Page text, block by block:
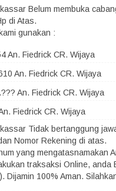
Belum membuka
di Atas.
gunakan :
An. Fiedrick CR. Wijaya
An. Fiedrick CR. Wijaya
An. Fiedrick CR. Wijaya
Fiedrick CR. Wijaya
Tidak bertanggung
Nomor Rekening di atas.
yang mengatasnamakan
traksaksi Online, anda
Dijamin 100% Aman.